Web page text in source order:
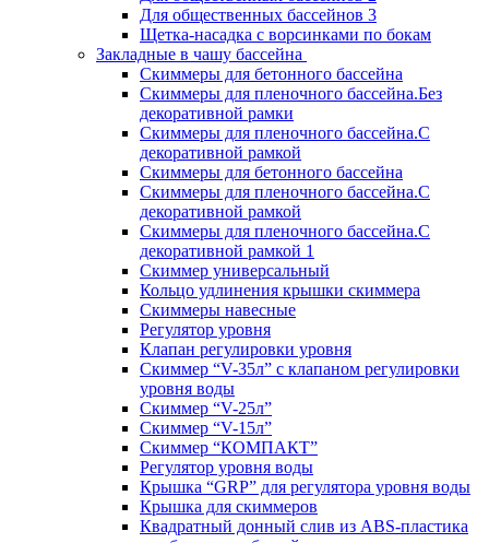
Для общественных бассейнов 3
Щетка-насадка с ворсинками по бокам
Закладные в чашу бассейна
Скиммеры для бетонного бассейна
Скиммеры для пленочного бассейна.Без
декоративной рамки
Скиммеры для пленочного бассейна.С
декоративной рамкой
Скиммеры для бетонного бассейна
Скиммеры для пленочного бассейна.С
декоративной рамкой
Скиммеры для пленочного бассейна.С
декоративной рамкой 1
Скиммер универсальный
Кольцо удлинения крышки скиммера
Скиммеры навесные
Регулятор уровня
Клапан регулировки уровня
Скиммер “V-35л” с клапаном регулировки
уровня воды
Скиммер “V-25л”
Скиммер “V-15л”
Скиммер “КОМПАКТ”
Регулятор уровня воды
Крышка “GRP” для регулятора уровня воды
Крышка для скиммеров
Квадратный донный слив из ABS-пластика